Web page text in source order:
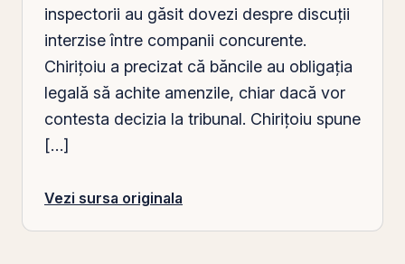
inspectorii au găsit dovezi despre discuții
interzise între companii concurente.
Chirițoiu a precizat că băncile au obligația
legală să achite amenzile, chiar dacă vor
contesta decizia la tribunal. Chirițoiu spune
[…]
Vezi sursa originala